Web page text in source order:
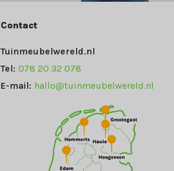
Contact
Tuinmeubelwereld.nl
Tel: 078 20 32 078
E-mail: hallo@tuinmeubelwereld.nl